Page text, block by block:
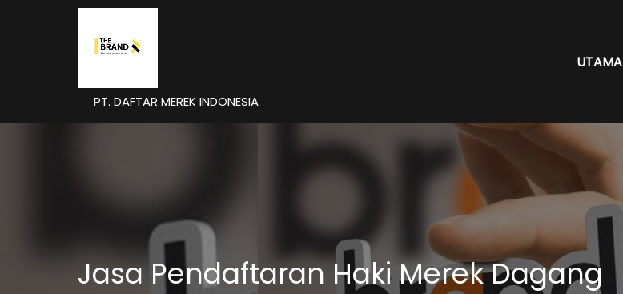
PT. DAFTAR MEREK INDONESIA
UTAMA
Jasa Pendaftaran Haki Merek Dagang